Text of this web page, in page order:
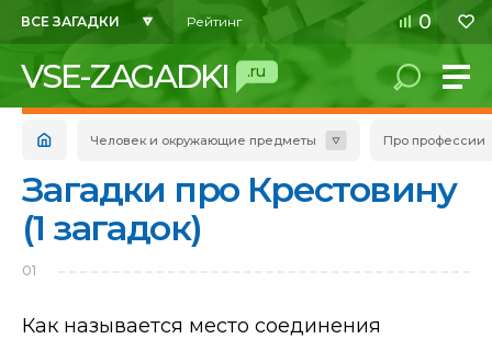
ВСЕ ЗАГАДКИ Рейтинг 0
VSE-ZAGADKI .ru
Человек и окружающие предметы Про профессии
Загадки про Крестовину
(1 загадок)
01
Как называется место соединения